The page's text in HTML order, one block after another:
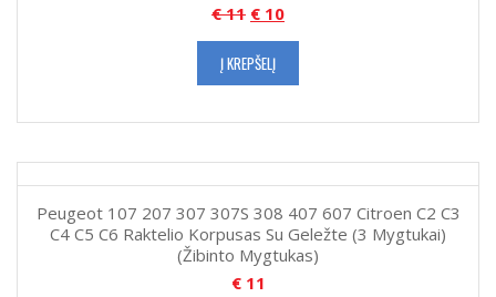
€11 € 10
Į KREPŠELĮ
Peugeot 107 207 307 307S 308 407 607 Citroen C2 C3
C4 C5 C6 Raktelio Korpusas Su Geležte (3 Mygtukai)
(Žibinto Mygtukas)
€11